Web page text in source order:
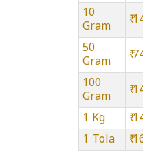
10
Gram
₹
50
Gram
₹
100
Gram
₹
1 Kg ₹
1 Tola
₹